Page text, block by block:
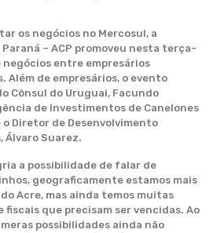
os negócios no Mercosul, a
– ACP promoveu nesta terça-
entre empresários
Além de empresários, o evento
Cônsul do Uruguai, Facundo
de Investimentos de Canelones
Diretor de Desenvolvimento
Álvaro Suarez.
a possibilidade de falar de
geograficamente estamos mais
Acre, mas ainda temos muitas
que precisam ser vencidas. Ao
possibilidades ainda não